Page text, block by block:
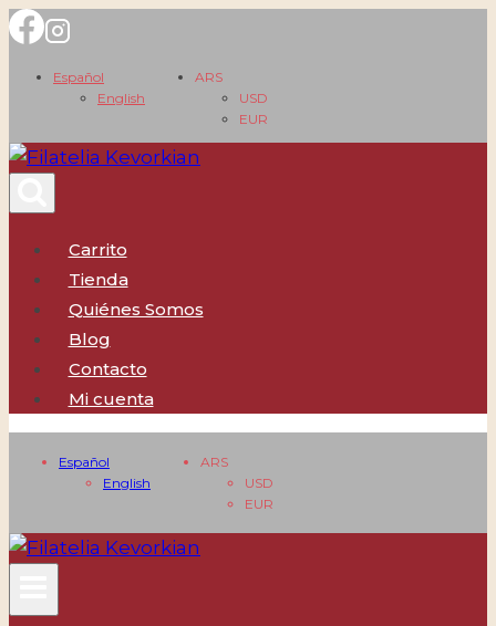
Saltar
contenido
Español
English
ARS
USD
EUR
Carrito
Tienda
Quiénes Somos
Blog
Contacto
Mi cuenta
Español
English
ARS
USD
EUR